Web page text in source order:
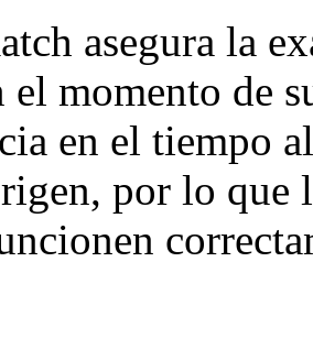
asegura la
el momento de
en el tiempo
por lo que